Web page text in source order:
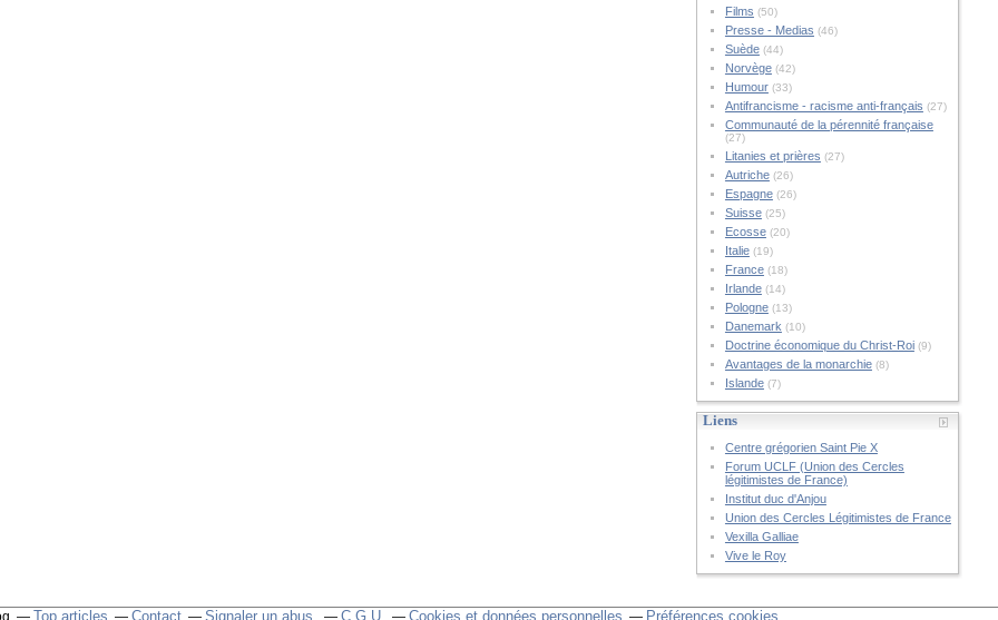
Films (50)
Presse - Medias (46)
Suède(44)
Norvège(42)
Humour(33)
Antifrancisme - racisme anti-français (27)
Communauté de la pérennité française
(27)
Litanies et prières (27)
Autriche(26)
Espagne(26)
Suisse(25)
Ecosse(20)
Italie(19)
France(18)
Irlande(14)
Pologne(13)
Danemark (10)
Doctrine économique du Christ-Roi(9)
Avantages de la monarchie(8)
Islande(7)
Liens
Centre grégorien Saint Pie X
Forum UCLF (Union des Cercles
légitimistes de France)
Institut duc d'Anjou
Union des Cercles Légitimistes de France
Vexilla Galliae
Vive le Roy
Top articles Contact Signaler un abus C.G.U. Cookies et données personnelles Préférences cookies